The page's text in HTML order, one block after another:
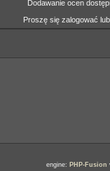
Dodawanie ocen
Proszę się zalogować
engine: PHP-Fusion